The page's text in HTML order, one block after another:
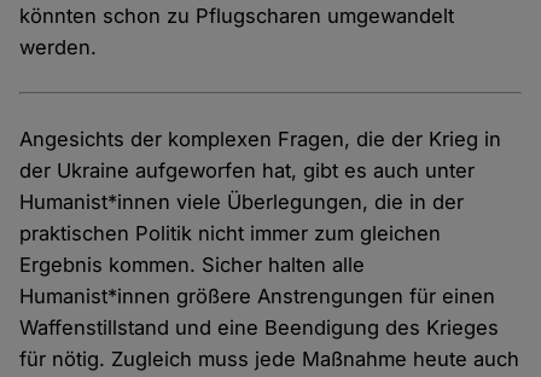
könnten schon zu Pflugscharen umgewandelt
werden.
Angesichts der komplexen Fragen, die der Krieg in
der Ukraine aufgeworfen hat, gibt es auch unter
Humanist*innen viele Überlegungen, die in der
praktischen Politik nicht immer zum gleichen
Ergebnis kommen. Sicher halten alle
Humanist*innen größere Anstrengungen für einen
Waffenstillstand und eine Beendigung des Krieges
für nötig. Zugleich muss jede Maßnahme heute auch